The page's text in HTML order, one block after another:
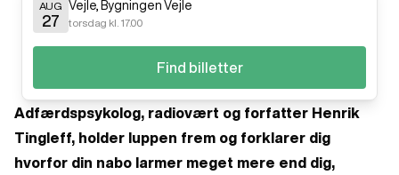
AUG
27
Vejle, Bygningen Vejle
torsdag kl. 17.00
Find billetter
Adfærdspsykolog, radiovært og forfatter Henrik
Tingleff, holder luppen frem og forklarer dig
hvorfor din nabo larmer meget mere end dig,